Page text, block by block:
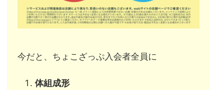
今だと、ちょこざっぷ入会者全員に
体組成形